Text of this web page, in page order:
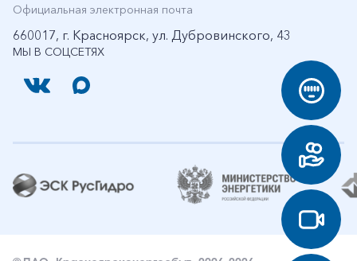
МЫ В СОЦСЕТЯХ
Официальная электронная почта
660017, г. Красноярск, ул. Дубровинского, 43